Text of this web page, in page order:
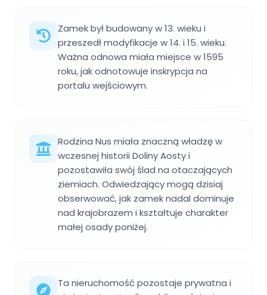
Zamek był budowany w 13. wieku i
przeszedł modyfikacje w 14. i 15. wieku.
Ważna odnowa miała miejsce w 1595
roku, jak odnotowuje inskrypcja na
portalu wejściowym.
Rodzina Nus miała znaczną władzę w
wczesnej historii Doliny Aosty i
pozostawiła swój ślad na otaczających
ziemiach. Odwiedzający mogą dzisiaj
obserwować, jak zamek nadal dominuje
nad krajobrazem i kształtuje charakter
małej osady poniżej.
Ta nieruchomość pozostaje prywatna i